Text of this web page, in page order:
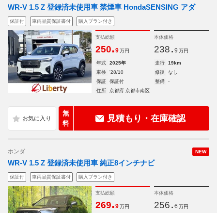
WR-V 1.5 Z 登録済未使用車 禁煙車 HondaSENSING アダ
保証付 車両品質保証書付 購入プラン付き
支払総額
250.9 万円
本体価格
238. 9 万円
年式 2025年 走行
19km
車検
'28/10 修復
なし
保証
保証付 整備
-
住所
京都府 京都市南区
無
料
見積もり・在庫確認
NEW
ホンダ
WR-V 1.5 Z 登録済未使用車 純正8インチナビ
保証付 車両品質保証書付 購入プラン付き
支払総額
269.9 万円
本体価格
256. 6 万円